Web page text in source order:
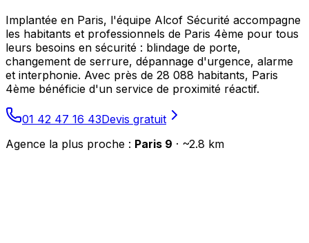
Implantée en Paris, l'équipe Alcof Sécurité accompagne
les habitants et professionnels de Paris 4ème pour tous
leurs besoins en sécurité : blindage de porte,
changement de serrure, dépannage d'urgence, alarme
et interphonie. Avec près de 28 088 habitants, Paris
4ème bénéficie d'un service de proximité réactif.
01 42 47 16 43Devis gratuit
Agence la plus proche : Paris 9 · ~2.8 km